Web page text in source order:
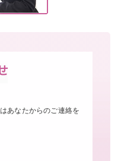
あなたからのご連絡を